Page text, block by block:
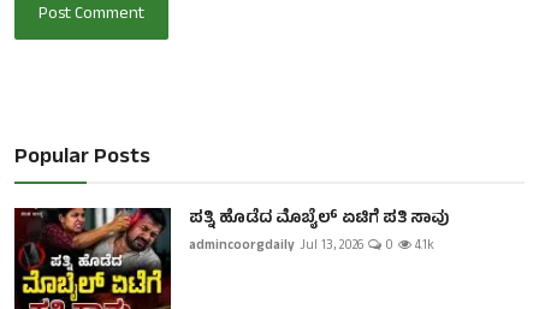
Post Comment
Popular Posts
ಪತ್ನಿ ಹೊಡೆದ ಮೊಬೈಲ್ ಏಟಿಗೆ ಪತಿ ಸಾವು
admincoorgdaily Jul 13, 2026 0 4.1k